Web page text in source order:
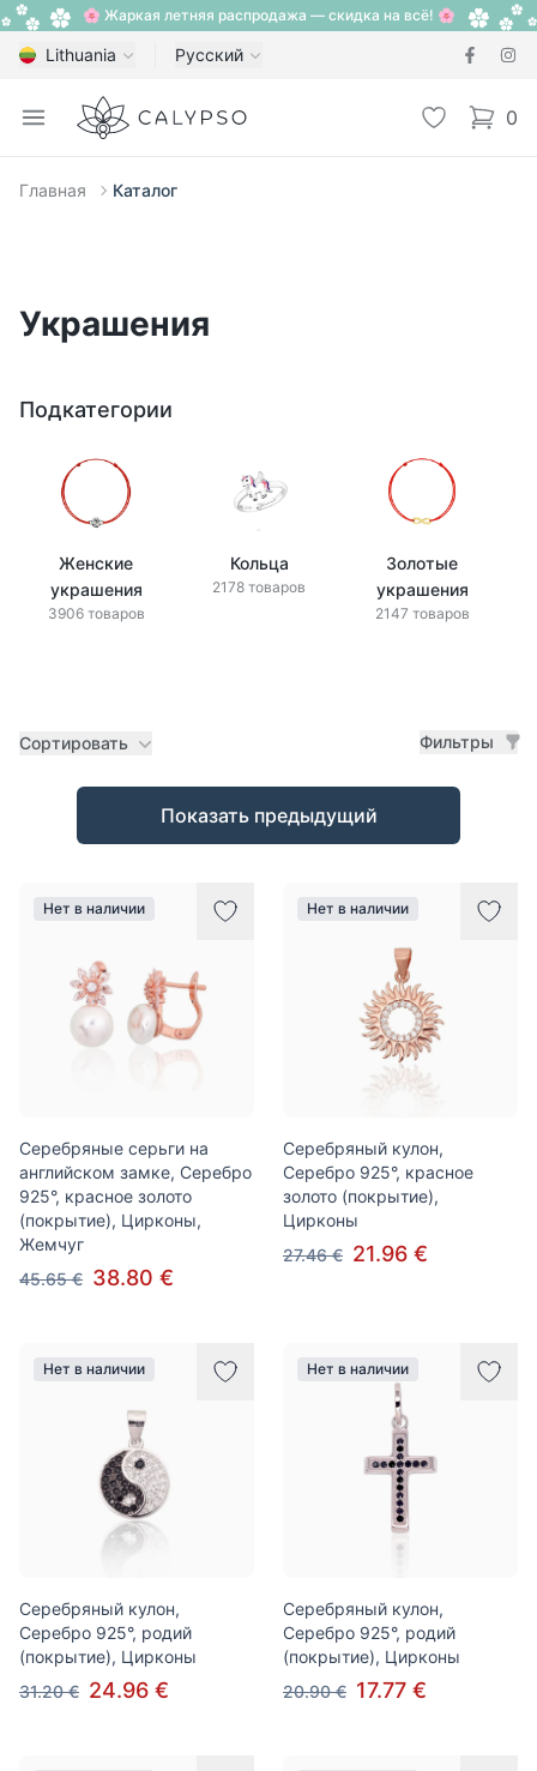
🌸 Жаркая летняя распродажа — скидка на всё! 🌸
Lithuania Русский
Open menu
Calypso Избранное
0
items
Главная Каталог
Украшения
Подкатегории
Женские
украшения
3906 товаров
Кольца
2178 товаров
Золотые
украшения
2147 товаров
Сортировать Фильтры
Товары
Показать предыдущий
Нет в наличии
Серебряные серьги на
английском замке, Серебро
925°, красное золото
(покрытие), Цирконы,
Жемчуг
45.65 € 38.80 €
Нет в наличии
Серебряный кулон,
Серебро 925°, красное
золото (покрытие),
Цирконы
27.46 € 21.96 €
Нет в наличии
Серебряный кулон,
Серебро 925°, родий
(покрытие), Цирконы
31.20 € 24.96 €
Нет в наличии
Серебряный кулон,
Серебро 925°, родий
(покрытие), Цирконы
20.90 € 17.77 €